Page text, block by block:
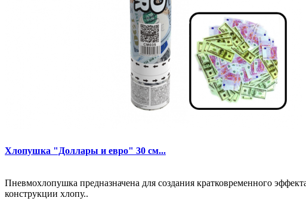
Хлопушка "Доллары и евро" 30 см...
Пневмохлопушка предназначена для создания кратковременного
конструкции хлопу..